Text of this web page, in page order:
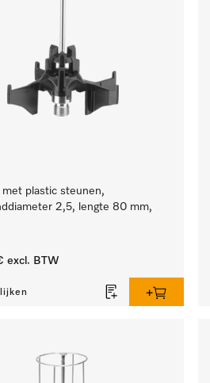
met plastic steunen,
2,5, lengte 80 mm,
excl. BTW